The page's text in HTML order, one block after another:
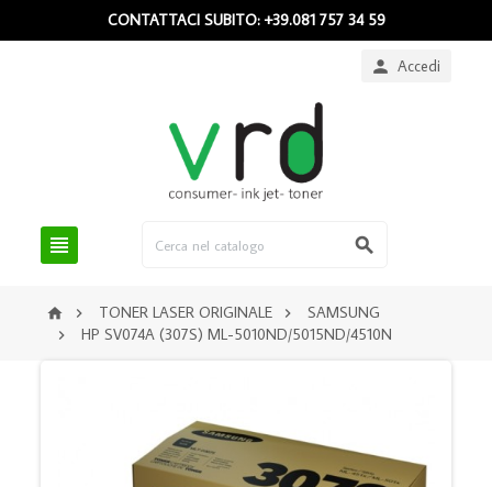
CONTATTACI SUBITO: +39.081 757 34 59
 Accedi
 
  TONER LASER ORIGINALE  SAMSUNG
 HP SV074A (307S) ML-5010ND/5015ND/4510N